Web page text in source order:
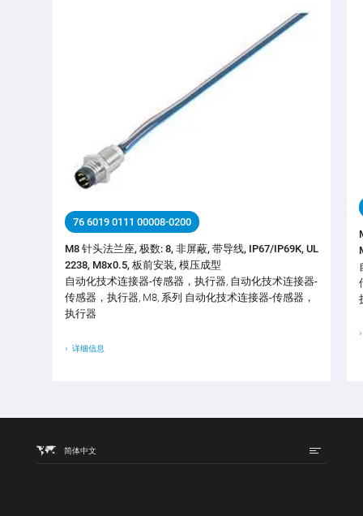
76 6019 0111 00008-0200
M8 针头法兰座, 极数: 8, 非屏蔽, 带导线, IP67/IP69K, UL
2238, M8x0.5, 板前安装, 模压成型
自动化技术连接器-传感器，执行器, 自动化技术连接器-
传感器，执行器, M8, 系列 自动化技术连接器-传感器，
执行器
详细信息
简体中文